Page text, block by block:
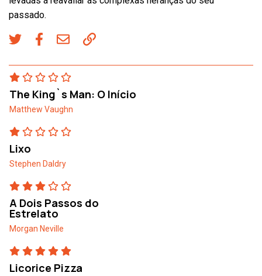
passado.
The King`s Man: O Início
Matthew Vaughn
Lixo
Stephen Daldry
A Dois Passos do
Estrelato
Morgan Neville
Licorice Pizza